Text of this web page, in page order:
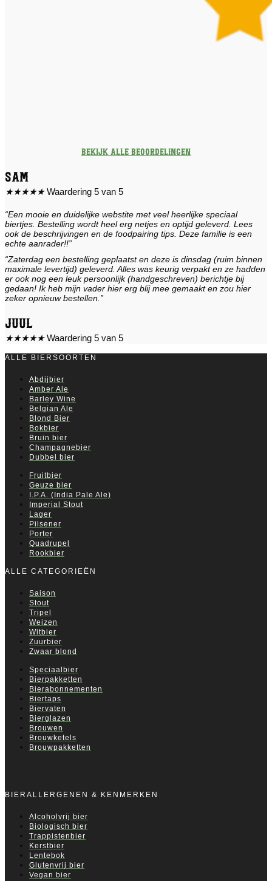
Bekijk alle beoordelingen
Sam
★★★★★ Waardering 5 van 5
“Een mooie en duidelijke webstite met veel heerlijke speciaal
biertjes. Bestelling wordt heel erg netjes en optijd geleverd. Lees
ook de beschrijvingen en de foodpairing tips. Deze familie is een
echte aanrader!!”
“Zaterdag een bestelling geplaatst en deze is dinsdag (ruim binnen
maximale levertijd) geleverd. Alles was keurig verpakt en ze hadden
er ook nog een leuk persoonlijk (handgeschreven) berichtje bij
gedaan! Ik heb mijn vader hier erg blij mee gemaakt en zou hier
zeker opnieuw bestellen.”
Juul
★★★★★ Waardering 5 van 5
ALLE BIERSOORTEN
Abdijbier
Amber Ale
Barley Wine
Belgian Ale
Blond Bier
Bokbier
Bruin bier
Champagnebier
Dubbel bier
Fruitbier
Geuze bier
I.P.A. (India Pale Ale)
Imperial Stout
Lager
Pilsener
Porter
Quadrupel
Rookbier
ALLE CATEGORIEËN
Saison
Stout
Tripel
Weizen
Witbier
Zuurbier
Zwaar blond
Speciaalbier
Bierpakketten
Bierabonnementen
Biertaps
Biervaten
Bierglazen
Brouwen
Brouwketels
Brouwpakketten
BIERALLERGENEN & KENMERKEN
Alcoholvrij bier
Biologisch bier
Trappistenbier
Kerstbier
Lentebok
Glutenvrij bier
Vegan bier